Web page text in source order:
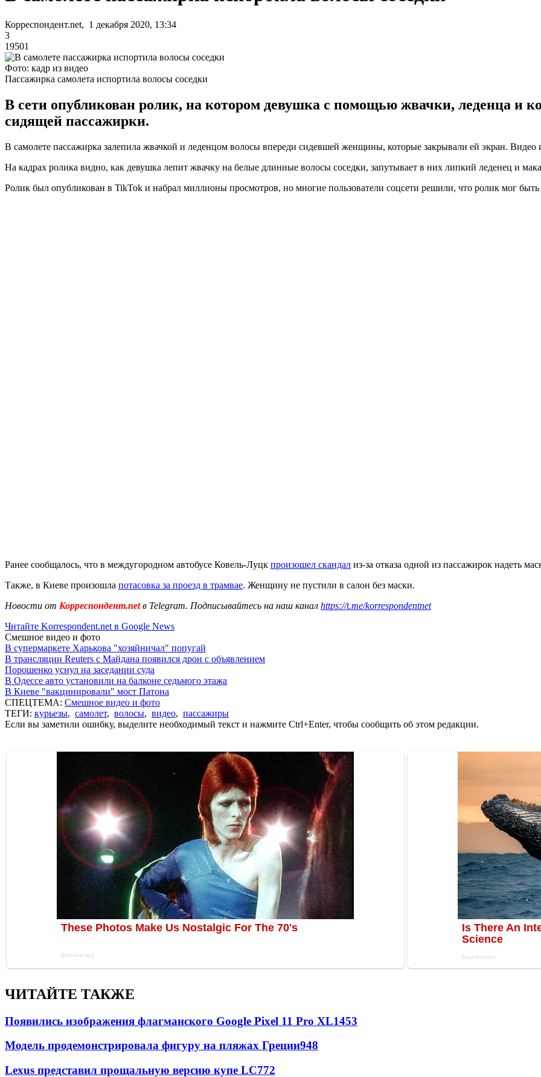
Корреспондент.net, 1 декабря 2020, 13:34
3
19501
Фото: кадр из видео
Пассажирка самолета испортила волосы соседки
В сети опубликован ролик, на котором девушка с помощью жвачки, леденца и
сидящей пассажирки.
В самолете пассажирка залепила жвачкой и леденцом волосы впереди сидевшей женщины, которые закрывали ей экран.
На кадрах ролика видно, как девушка лепит жвачку на белые длинные волосы соседки, запутывает в них липкий леденец и
Ролик был опубликован в TikTok и набрал миллионы просмотров, но многие пользователи соцсети решили, что ролик мог
Ранее сообщалось, что в междугородном автобусе Ковель-Луцк произошел скандал из-за отказа одной из пассажирок надеть
Также, в Киеве произошла потасовка за проезд в трамвае. Женщину не пустили в салон без маски.
Новости от Корреспондент.netв Telegram. Подписывайтесь на наш канал https://t.me/korrespondentnet
Читайте Korrespondent.net в Google News
Смешное видео и фото
В супермаркете Харькова "хозяйничал" попугай
В трансляции Reuters с Майдана появился дрон с объявлением
Порошенко уснул на заседании суда
В Одессе авто установили на балконе седьмого этажа
В Киеве "вакцинировали" мост Патона
СПЕЦТЕМА: Смешное видео и фото
ТЕГИ: курьезы, самолет, волосы, видео, пассажиры
Если вы заметили ошибку, выделите необходимый текст и нажмите Ctrl+Enter, чтобы сообщить об этом редакции.
ЧИТАЙТЕ ТАКЖЕ
Появились изображения флагманского Google Pixel 11 Pro XL1453
Модель продемонстрировала фигуру на пляжах Греции948
Lexus представил прощальную версию купе LC772